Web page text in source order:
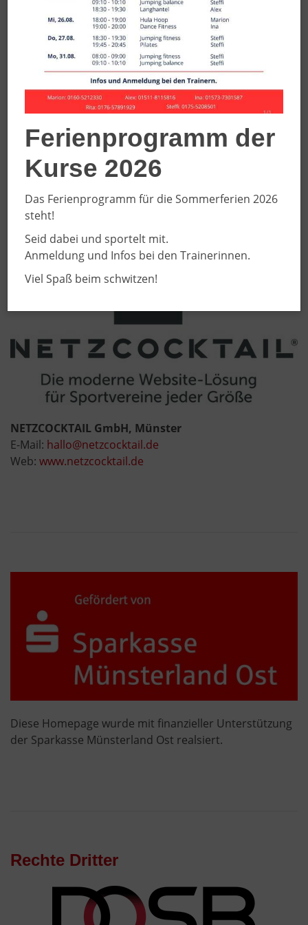
Alverskirchener Str. 25
48351 Everswinkel
02582 - 8642
info(at)scdjk.de
Geschäftsstellenleiter: Florian Glose
Vorsitzender: Martin Steinbach
Vereinsregister: 60404 Amtsgericht Münster
Konzept und Realisierung
NETZCOCKTAIL GmbH, Münster
E-Mail: hallo@netzcocktail.de
Web: www.netzcocktail.de
Diese Homepage wurde mit finanzieller Unterstützung
der Sparkasse Münsterland Ost realsiert.
Rechte Dritter
Ferienprogramm der
Kurse 2026
Das Ferienprogramm für die Sommerferien 2026
steht!
Seid dabei und sportelt mit.
Anmeldung und Infos bei den Trainerinnen.
Viel Spaß beim schwitzen!